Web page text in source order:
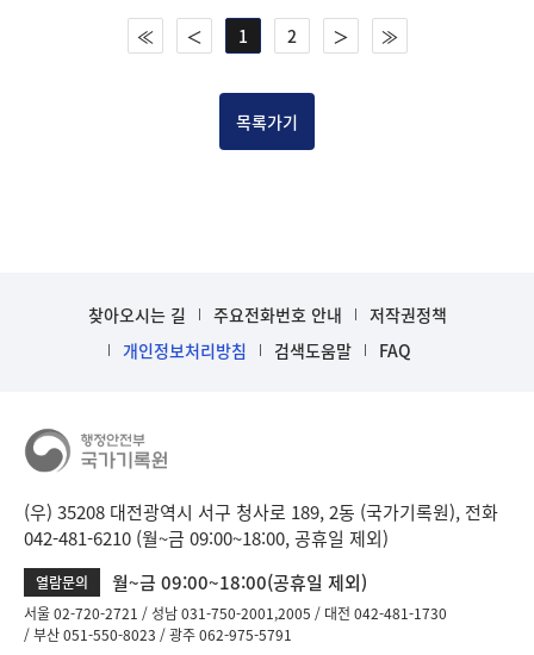
≪ ＜ 1 2 ＞ ≫
목록가기
찾아오시는 길 주요전화번호 안내
저작권정책
개인정보처리방침
검색도움말 FAQ
(우) 35208 대전광역시 서구 청사로 189, 2동 (국가기록원), 전화
042-481-6210 (월~금 09:00~18:00, 공휴일 제외)
열람문의 월~금 09:00~18:00(공휴일 제외)
서울 02-720-2721 성남 031-750-2001,2005
대전 042-481-1730
부산 051-550-8023
광주 062-975-5791